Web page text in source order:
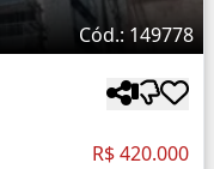
Cód.: 149778
R$ 420.000